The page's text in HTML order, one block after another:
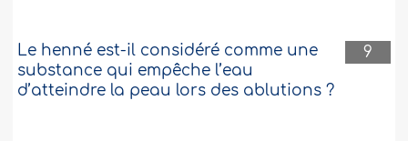
9
Le henné est-il considéré comme une
substance qui empêche l’eau
d’atteindre la peau lors des ablutions ?